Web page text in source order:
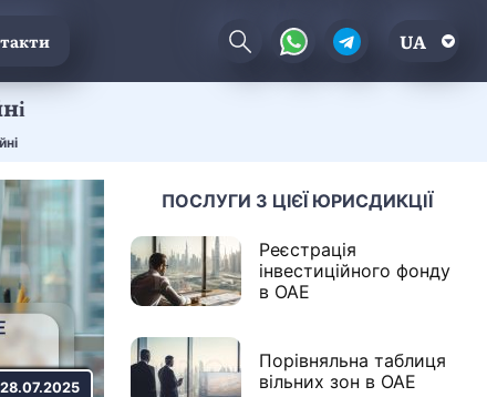
UA
28.07.2025
ПОСЛУГИ З ЦІЄЇ ЮРИСДИКЦІЇ
Реєстрація
інвестиційного фонду
в ОАЕ
Порівняльна таблиця
вільних зон в ОАЕ